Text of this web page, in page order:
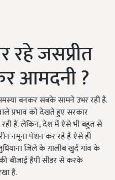
जसप्रीत
आमदनी ?
बनकर सबके सामने उभर रही है.
प्रभाव को देखते हुए सरकार
हैं. लेकिन, देश में ऐसे भी बहुत से
नमूना पेशन कर रहे हैं ऐसे ही
जिले के ग़ालीब खुर्द गांव के
बीजाई हैपी सीडर से करके
है.